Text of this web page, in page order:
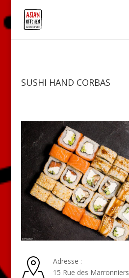
SUSHI HAND CORBAS
Adresse :
15 Rue des Marronniers